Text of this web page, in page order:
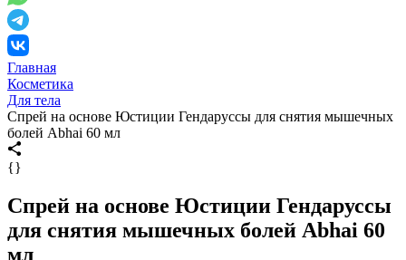
Главная
Косметика
Для тела
Спрей на основе Юстиции Гендаруссы для снятия мышечных
болей Abhai 60 мл
{}
Спрей на основе Юстиции Гендаруссы
для снятия мышечных болей Abhai 60
мл